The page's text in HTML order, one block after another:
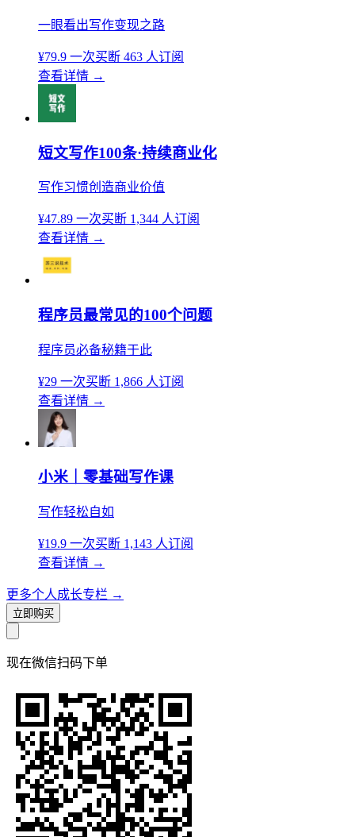
一眼看出写作变现之路
¥79.9 一次买断 463 人订阅
查看详情 →
短文写作100条·持续商业化
写作习惯创造商业价值
¥47.89 一次买断 1,344 人订阅
查看详情 →
程序员最常见的100个问题
程序员必备秘籍于此
¥29 一次买断 1,866 人订阅
查看详情 →
小米｜零基础写作课
写作轻松自如
¥19.9 一次买断 1,143 人订阅
查看详情 →
更多个人成长专栏 →
立即购买
现在微信扫码下单